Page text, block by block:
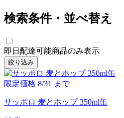
検索条件・並べ替え
即日配達可能商品のみ表示
絞り込み
限定価格 8/31 まで
サッポロ 麦とホップ 350ml缶